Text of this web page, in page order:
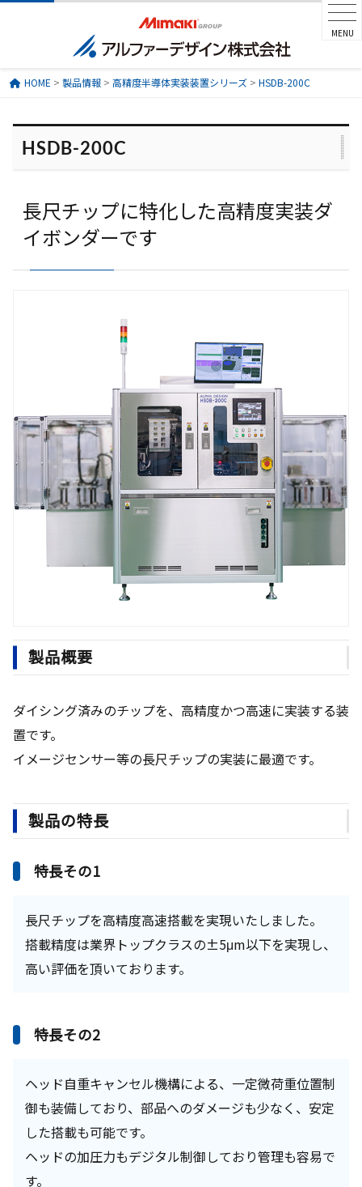
MENU
HOME > 製品情報> 高精度半導体実装装置シリーズ> HSDB-200C
HSDB-200C
長尺チップに特化した高精度実装ダ
イボンダーです
製品概要
ダイシング済みのチップを、高精度かつ高速に実装する装
置です。
イメージセンサー等の長尺チップの実装に最適です。
製品の特長
特長その1
長尺チップを高精度高速搭載を実現いたしました。
搭載精度は業界トップクラスの±5μm以下を実現し、
高い評価を頂いております。
特長その2
ヘッド自重キャンセル機構による、一定微荷重位置制
御も装備しており、部品へのダメージも少なく、安定
した搭載も可能です。
ヘッドの加圧力もデジタル制御しており管理も容易で
す。